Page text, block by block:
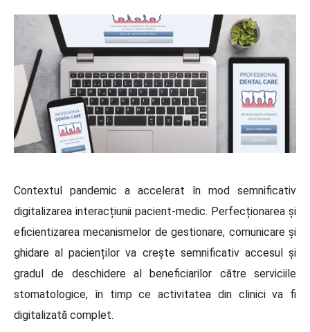
Contextul pandemic a accelerat în mod semnificativ
digitalizarea interacțiunii pacient-medic. Perfecționarea și
eficientizarea mecanismelor de gestionare, comunicare și
ghidare al pacienților va crește semnificativ accesul și
gradul de deschidere al beneficiarilor către serviciile
stomatologice, în timp ce activitatea din clinici va fi
digitalizată complet.